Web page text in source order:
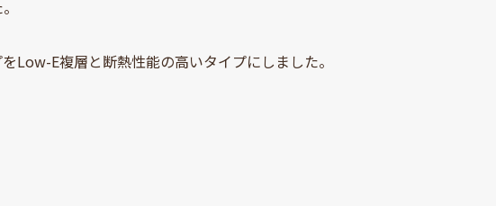
Low-E複層と断熱性能の高いタイプにしました。